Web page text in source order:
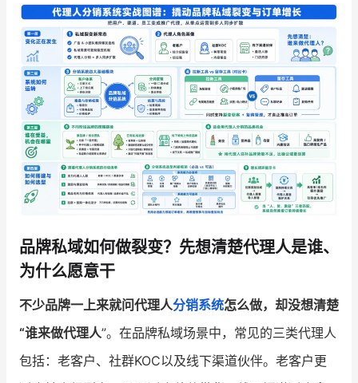
增长俱乐部 有赞商盟
商家社区 社群交流
合作共进
入驻有赞 认证代理商
认证服务商 设计服务商
有赞云 数据通服务
品牌私域如何做裂变？先想清楚代理人是谁、
为什么愿意干
不少品牌一上来就问代理人分销系统怎么做，却没想清楚
“谁来做代理人”。在品牌私域场景中，常见的三类代理人
包括：老客户、社群KOC以及线下渠道伙伴。老客户更